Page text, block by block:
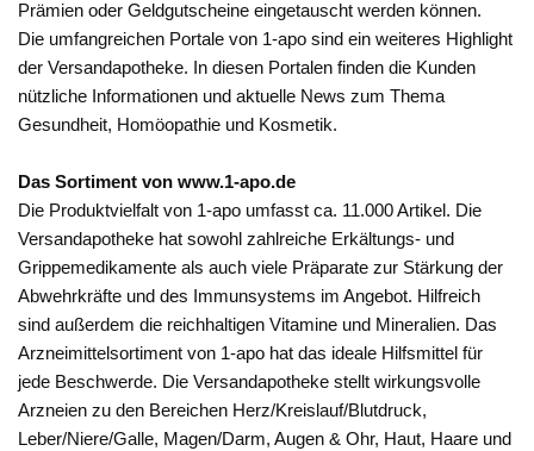
Prämien oder Geldgutscheine eingetauscht werden können.
Die umfangreichen Portale von 1-apo sind ein weiteres Highlight
der Versandapotheke. In diesen Portalen finden die Kunden
nützliche Informationen und aktuelle News zum Thema
Gesundheit, Homöopathie und Kosmetik.
Das Sortiment von www.1-apo.de
Die Produktvielfalt von 1-apo umfasst ca. 11.000 Artikel. Die
Versandapotheke hat sowohl zahlreiche Erkältungs- und
Grippemedikamente als auch viele Präparate zur Stärkung der
Abwehrkräfte und des Immunsystems im Angebot. Hilfreich
sind außerdem die reichhaltigen Vitamine und Mineralien. Das
Arzneimittelsortiment von 1-apo hat das ideale Hilfsmittel für
jede Beschwerde. Die Versandapotheke stellt wirkungsvolle
Arzneien zu den Bereichen Herz/Kreislauf/Blutdruck,
Leber/Niere/Galle, Magen/Darm, Augen & Ohr, Haut, Haare und